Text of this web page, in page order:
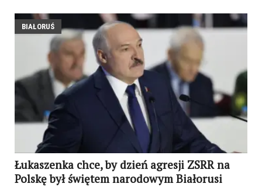
BIAŁORUŚ
Łukaszenka chce, by dzień agresji ZSRR na
Polskę był świętem narodowym Białorusi